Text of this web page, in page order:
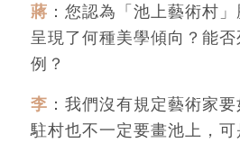
蔣 ：您認為「池上藝術村
呈現了何種美學傾向？能
例？
李 ：我們沒有規定藝術家
駐村也不一定要畫池上，